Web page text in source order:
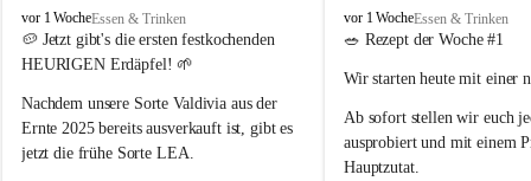
arbeiten wir hier bewusst im Rhythmus der Natur 🌿🌤️.
Schön, dass ihr da seid 🥰 – und ein Stück echtes
P
o
p
B
a
u
e
vor 1 WocheEssen & Trinken
🥔 Jetzt gibt's die ersten festkochenden
HEURIGEN Erdäpfel! 🌱
Nachdem unsere Sorte Valdivia aus der
Ernte 2025 bereits ausverkauft ist, gibt es
jetzt die frühe Sorte LEA.
P
o
p
a
u
e
vor 1 WocheEssen & Trinken
🥗 Rezept der Woche #1
Wir starten heute mit einer
Ab sofort stellen wir euch
ausprobiert und mit einem
Hauptzutat.